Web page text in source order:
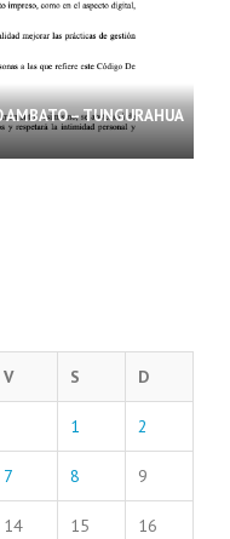
AMBATO – TUNGURAHUA
V S D
1 2
7 8 9
14 15 16